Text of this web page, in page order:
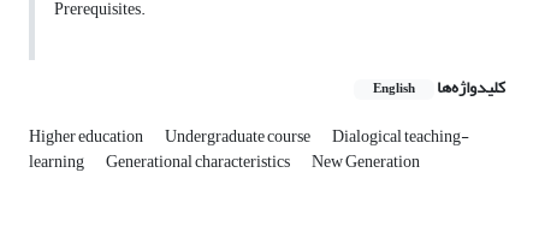
Prerequisites.
کلیدواژه‌ها English
Higher education Undergraduate course Dialogical teaching-
learning Generational characteristics New ‎Generation